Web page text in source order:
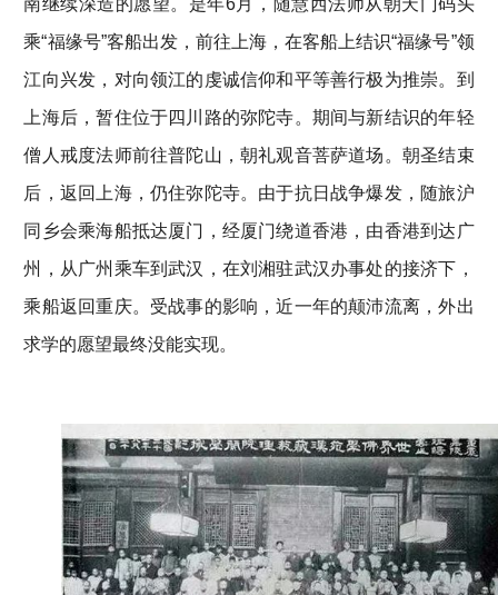
乘“福缘号”客船出发，前往上海，在客船上结识“福缘号”领
江向兴发，对向领江的虔诚信仰和平等善行极为推崇。到
上海后，暂住位于四川路的弥陀寺。期间与新结识的年轻
僧人戒度法师前往普陀山，朝礼观音菩萨道场。朝圣结束
后，返回上海，仍住弥陀寺。由于抗日战争爆发，随旅沪
同乡会乘海船抵达厦门，经厦门绕道香港，由香港到达广
州，从广州乘车到武汉，在刘湘驻武汉办事处的接济下，
乘船返回重庆。受战事的影响，近一年的颠沛流离，外出
求学的愿望最终没能实现。